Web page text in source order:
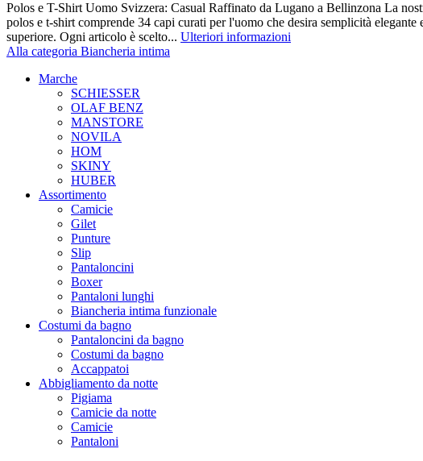
Polos e T-Shirt Uomo Svizzera: Casual Raffinato da Lugano a Bellinzona La
polos e t-shirt comprende 34 capi curati per l'uomo che desira semplicità elegante
superiore. Ogni articolo è scelto... Ulteriori informazioni
Alla categoria Biancheria intima
Marche
SCHIESSER
OLAF BENZ
MANSTORE
NOVILA
HOM
SKINY
HUBER
Assortimento
Camicie
Gilet
Punture
Slip
Pantaloncini
Boxer
Pantaloni lunghi
Biancheria intima funzionale
Costumi da bagno
Pantaloncini da bagno
Costumi da bagno
Accappatoi
Abbigliamento da notte
Pigiama
Camicie da notte
Camicie
Pantaloni